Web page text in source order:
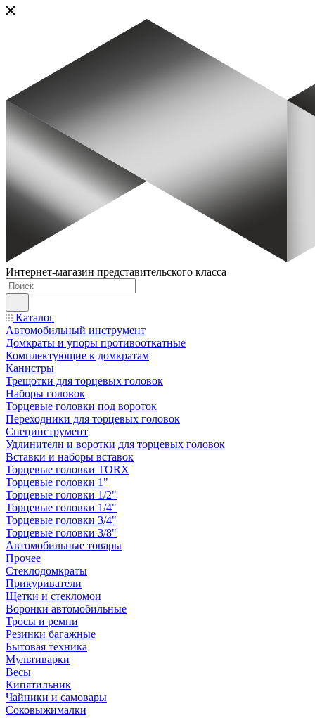
Интернет-магазин представительского класса
Каталог
Автомобильный инструмент
Домкраты и упоры противооткатные
Комплектующие к домкратам
Канистры
Трещотки для торцевых головок
Наборы головок
Торцевые головки под вороток
Переходники для торцевых головок
Специнструмент
Удлинители и воротки для торцевых головок
Вставки и наборы вставок
Торцевые головки TORX
Торцевые головки 1"
Торцевые головки 1/2"
Торцевые головки 1/4"
Торцевые головки 3/4"
Торцевые головки 3/8"
Автомобильные товары
Прочее
Стеклодомкраты
Прикуриватели
Щетки и стекломои
Воронки автомобильные
Тросы и ремни
Резинки багажные
Бытовая техника
Мультиварки
Весы
Кипятильник
Чайники и самовары
Соковыжималки